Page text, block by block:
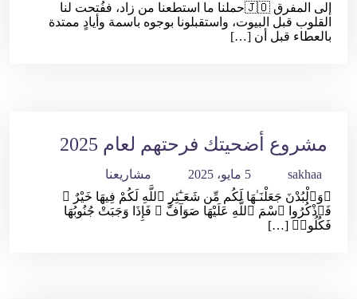
إلى المفرق 🇯🇴حملنا ما استطعنا من زاد، ففُتحت لنا
القلوب قبل البيوت، واستقبلونا بوجوه باسمة وأيادٍ ممتدة
بالعطاء قبل أن […]
مشروع أضحيتك فرحتهم لعام 2025
sakhaa 5 مايو، 2025
مشاريعنا
﴿وَٱلْبُدْنَ جَعَلْنَـٰهَا لَكُم مِّن شَعَـٰٓئِرِ ٱللَّهِ لَكُمْ فِيهَا خَيْرٌ ۖ
فَٱذْكُرُوا ٱسْمَ ٱللَّهِ عَلَيْهَا صَوَآفَّ ۖ فَإِذَا وَجَبَتْ جُنُوبُهَا
فَكُلُوا۟ […]